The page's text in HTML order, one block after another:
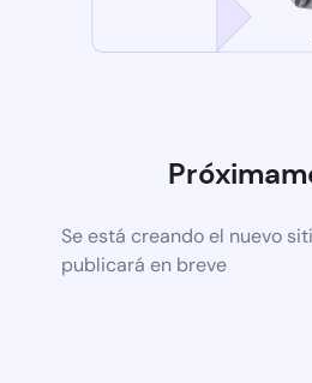
Se está creando el nuevo
publicará en breve